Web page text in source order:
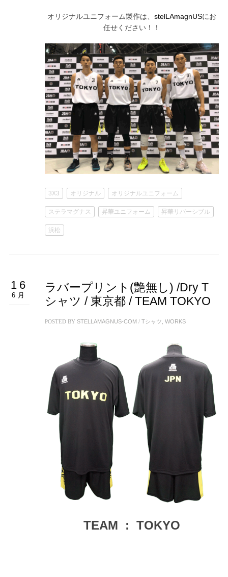
オリジナルユニフォーム製作は、 stelLAmagnUSにお
任せください！！
3X3 オリジナル オリジナルユニフォーム
ステラマグナス 昇華ユニフォーム 昇華リバーシブル
浜松
16
6月
ラバープリント(艶無し) /Dry T
シャツ / 東京都 / TEAM TOKYO
POSTED BY STELLAMAGNUS-COM / Tシャツ WORKS
TEAM : TOKYO